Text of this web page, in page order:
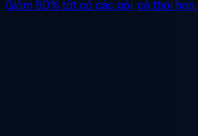
Giảm 50% tất cả các gói, có thời